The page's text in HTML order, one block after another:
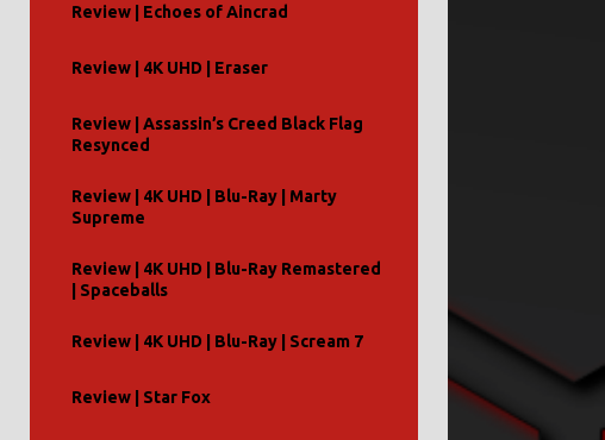
Review | Echoes of Aincrad
Review | 4K UHD | Eraser
Review | Assassin’s Creed Black Flag
Resynced
Review | 4K UHD | Blu-Ray | Marty
Supreme
Review | 4K UHD | Blu-Ray Remastered
| Spaceballs
Review | 4K UHD | Blu-Ray | Scream 7
Review | Star Fox